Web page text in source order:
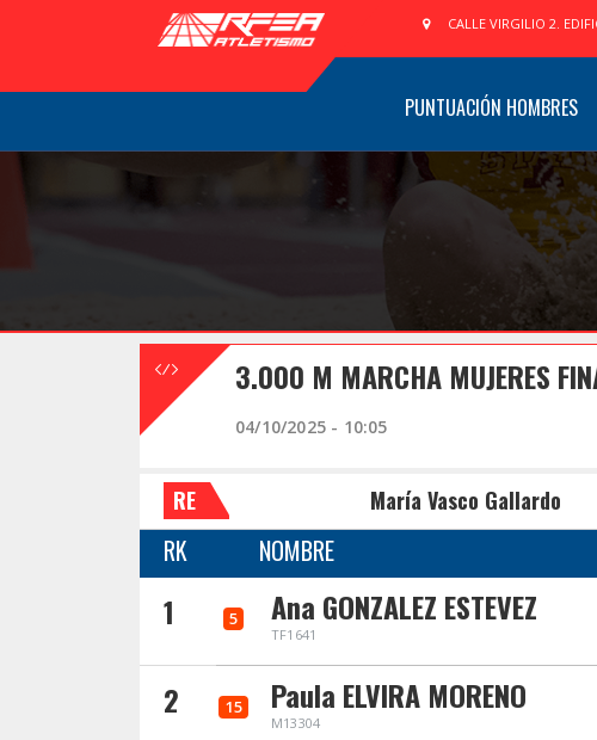
CALLE VIRGILIO 2.
PUNTUACIÓN HOMBRES
3.000 M MARCHA MUJERES
04/10/2025 - 10:05
RE María Vasco Gallardo
RK NOMBRE
1 5 Ana GONZALEZ ESTEVEZ
TF1641
2 15 Paula ELVIRA MORENO
M13304